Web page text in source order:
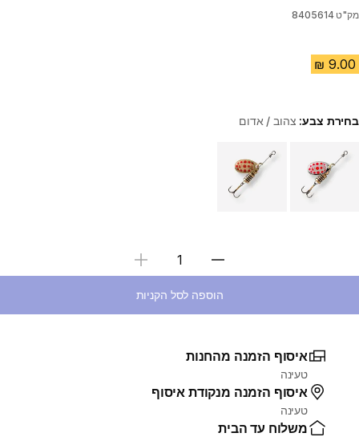
מק"ט 8405614
בחירת צבע: צהוב / אדום
Choose a variant
בחירת כמות
הוספה לסל הקניות
איסוף הזמנה מהחנות
טעינה
איסוף הזמנה מנקודת איסוף
טעינה
משלוח עד הבית